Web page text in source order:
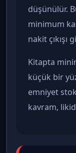
düşünülür.
minimum
nakit çıkışı
Kitapta
küçük bir
emniyet
kavram,